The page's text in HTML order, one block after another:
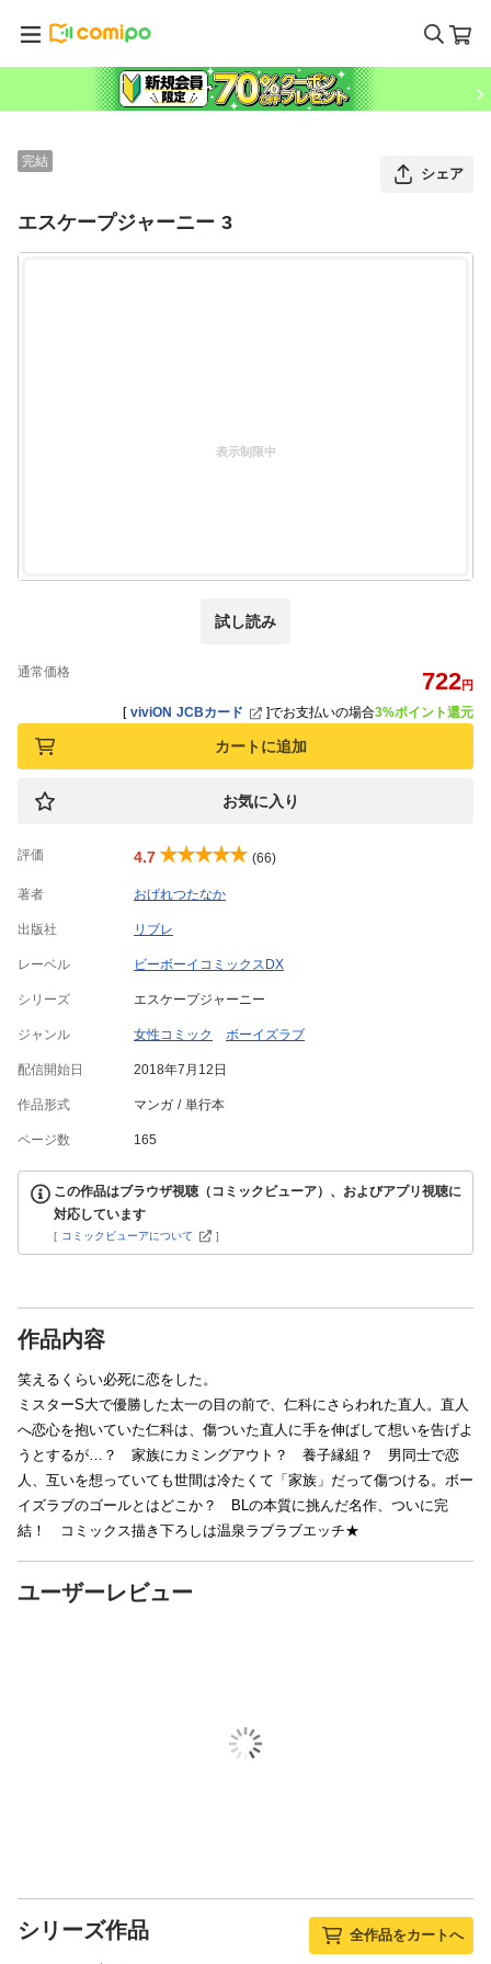
完結
シェア
エスケープジャーニー 3
表示制限中
試し読み
通常価格 722円
[ viviON JCBカード ]でお支払いの場合3%ポイント還元
カートに追加
お気に入り
評価 4.7 (66)
著者 おげれつたなか
出版社 リブレ
レーベル ビーボーイコミックスDX
シリーズ エスケープジャーニー
ジャンル 女性コミック ボーイズラブ
配信開始日 2018年7月12日
作品形式 マンガ 単行本
ページ数 165
この作品はブラウザ視聴（コミックビューア）、およびアプリ視聴に
対応しています
[ コミックビューアについて ]
作品内容
笑えるくらい必死に恋をした。
ミスターS大で優勝した太一の目の前で、仁科にさらわれた直人。直人
へ恋心を抱いていた仁科は、傷ついた直人に手を伸ばして想いを告げよ
うとするが…？ 家族にカミングアウト？ 養子縁組？ 男同士で恋
人、互いを想っていても世間は冷たくて「家族」だって傷つける。ボー
イズラブのゴールとはどこか？ BLの本質に挑んだ名作、ついに完
結！ コミックス描き下ろしは温泉ラブラブエッチ★
ユーザーレビュー
シリーズ作品 全作品をカートへ